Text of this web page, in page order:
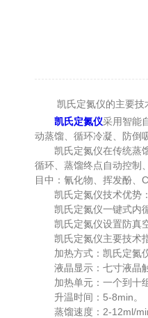
凯氏定氮仪的主要技
凯氏定氮仪采用智能
动蒸馏、循环冷凝、防倒
凯氏定氮仪在传统蒸馏
循环、蒸馏终点自动控制
目中：氰化物、挥发酚、
凯氏定氮仪技术优势：
凯氏定氮仪一键式内循
凯氏定氮仪设置防真空
凯氏定氮仪主要技术指
加热方式：凯氏定氮仪
液晶显示：七寸液晶触
加热单元：一个到十组
升温时间：5-8min。
蒸馏速度：2-12ml/min